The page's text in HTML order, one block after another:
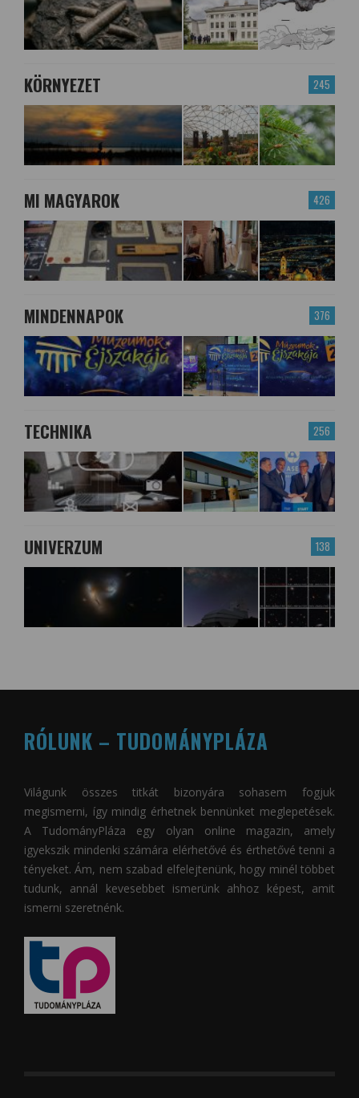
245
KÖRNYEZET
426
MI MAGYAROK
376
MINDENNAPOK
256
TECHNIKA
138
UNIVERZUM
RÓLUNK – TUDOMÁNYPLÁZA
Világunk összes titkát bizonyára sohasem fogjuk
megismerni, így mindig érhetnek bennünket meglepetések.
A TudományPláza egy olyan online magazin, amely
igyekszik mindenki számára elérhetővé és érthetővé tenni a
tényeket. Ám, nem szabad elfelejtenünk, hogy minél többet
tudunk, annál kevesebbet ismerünk ahhoz képest, amit
ismerni szeretnénk.